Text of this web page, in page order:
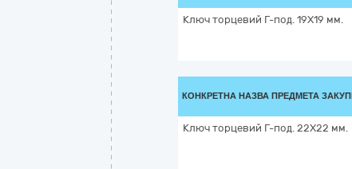
Ключ торцевий Г-под. 19X19 мм.
КОНКРЕТНА НАЗВА ПРЕДМЕТА
Ключ торцевий Г-под. 22X22 мм.